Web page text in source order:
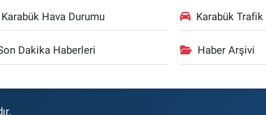
Karabük Hava Durumu Karabük
Dakika Haberleri Haber Arşivi